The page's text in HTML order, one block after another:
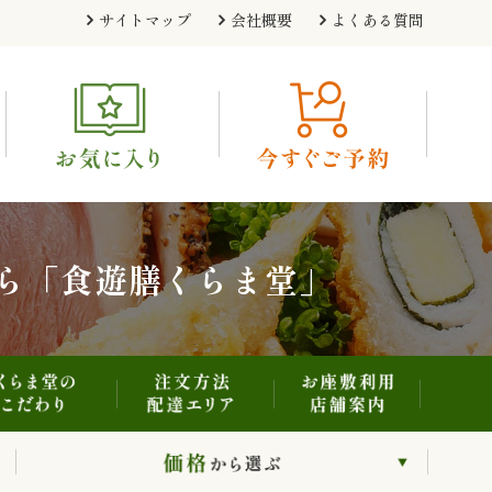
サイトマップ 会社概要 よくある質問
「食遊膳くらま堂」
ら選ぶ
価格から選ぶ